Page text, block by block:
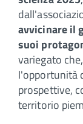
avvicinare il
suoi
variegato
l'opportunità
prospettive,
territorio